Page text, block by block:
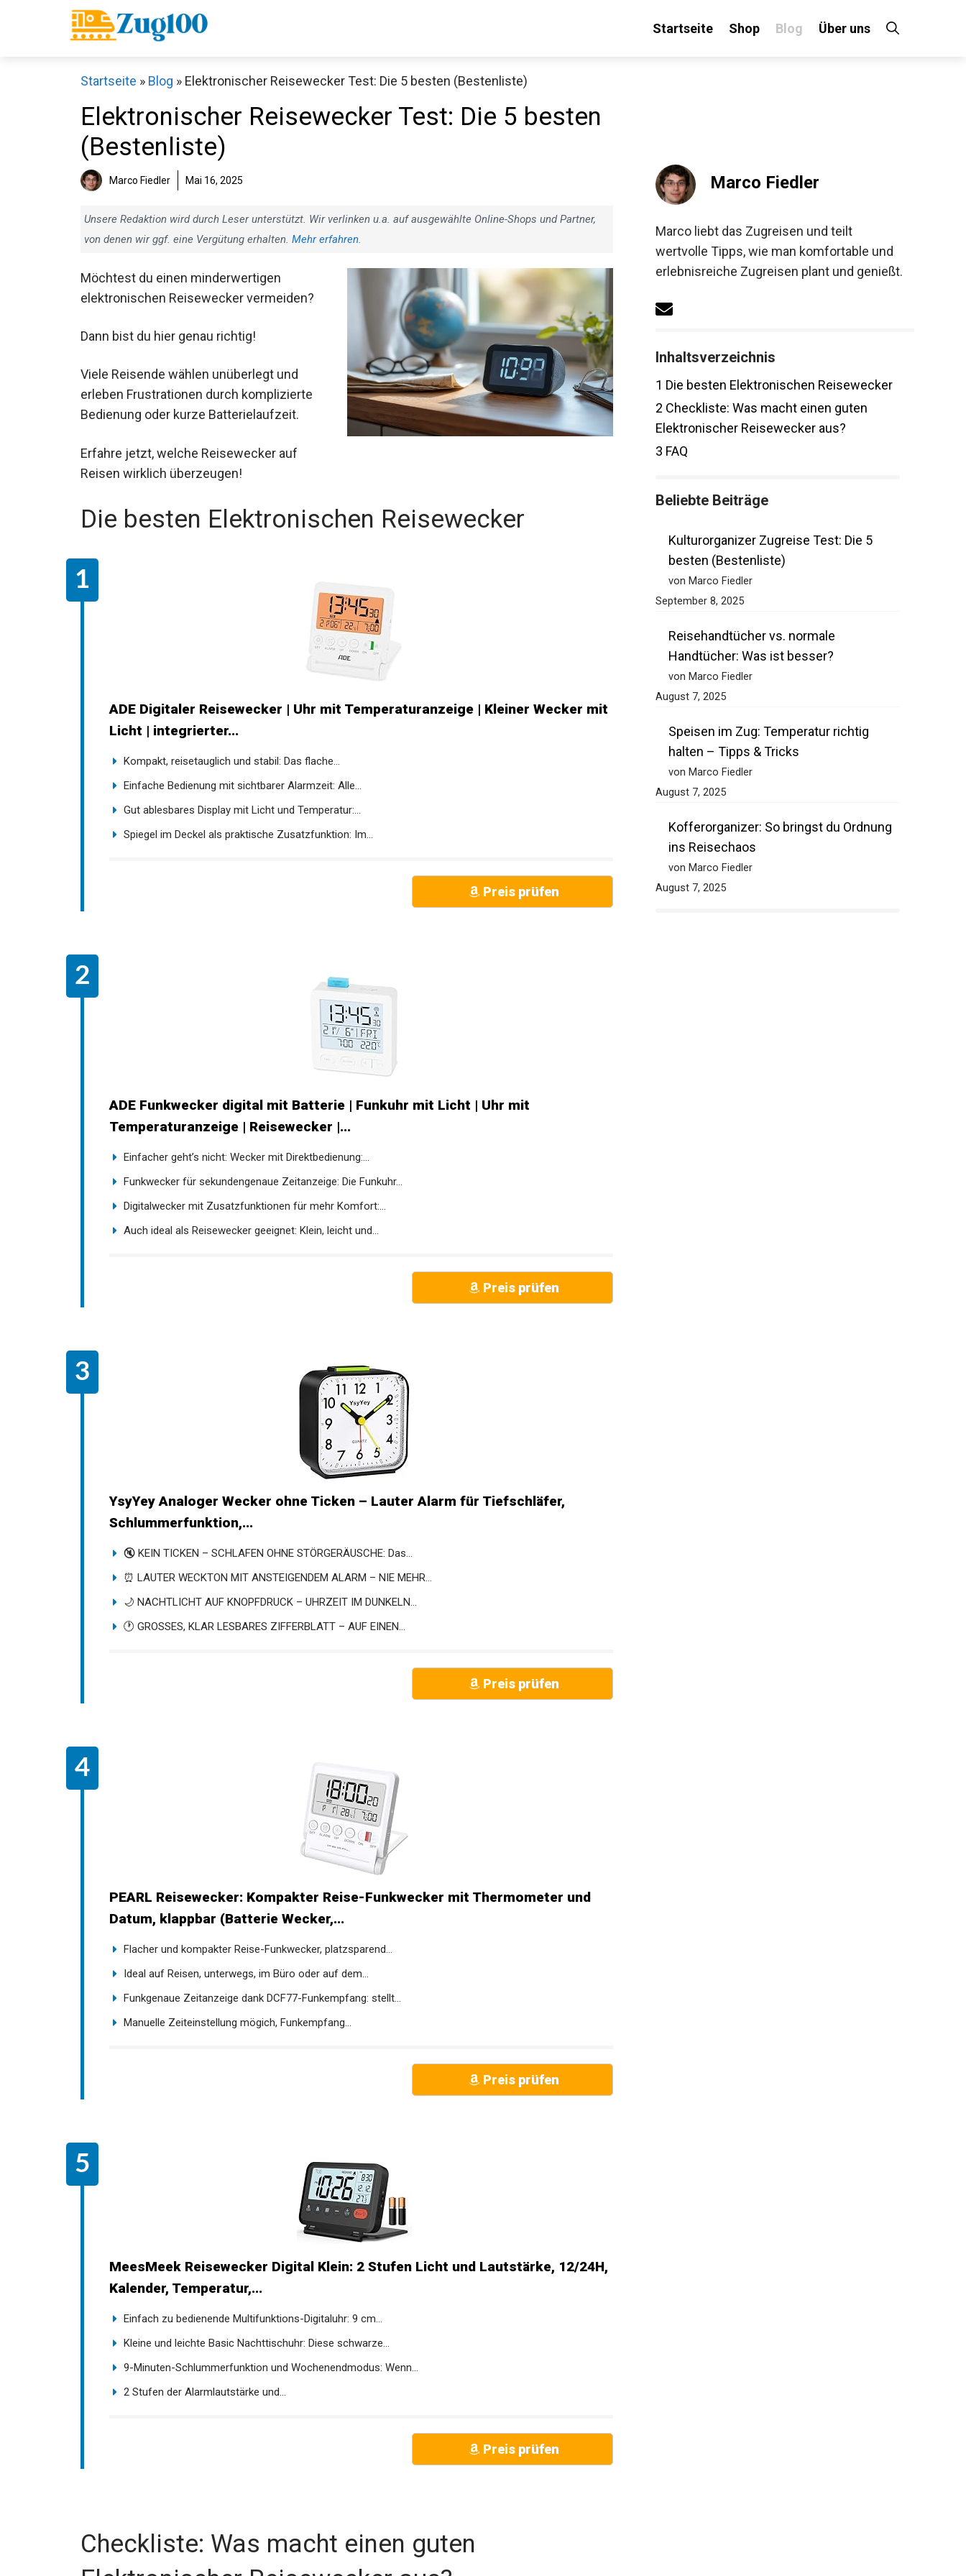
Startseite Shop Blog Über uns
Startseite » Blog » Elektronischer Reisewecker Test: Die 5 besten (Bestenliste)
Elektronischer Reisewecker Test: Die 5 besten
(Bestenliste)
Marco Fiedler Mai 16, 2025
Unsere Redaktion wird durch Leser unterstützt. Wir verlinken u.a. auf ausgewählte Online-Shops und Partner,
von denen wir ggf. eine Vergütung erhalten. Mehr erfahren.
Möchtest du einen minderwertigen
elektronischen Reisewecker vermeiden?
Dann bist du hier genau richtig!
Viele Reisende wählen unüberlegt und
erleben Frustrationen durch komplizierte
Bedienung oder kurze Batterielaufzeit.
Erfahre jetzt, welche Reisewecker auf
Reisen wirklich überzeugen!
Die besten Elektronischen Reisewecker
ADE Digitaler Reisewecker | Uhr mit Temperaturanzeige | Kleiner Wecker mit
Licht | integrierter...
Kompakt, reisetauglich und stabil: Das flache...
Einfache Bedienung mit sichtbarer Alarmzeit: Alle...
Gut ablesbares Display mit Licht und Temperatur:...
Spiegel im Deckel als praktische Zusatzfunktion: Im...
Preis prüfen
ADE Funkwecker digital mit Batterie | Funkuhr mit Licht | Uhr mit
Temperaturanzeige | Reisewecker |...
Einfacher geht’s nicht: Wecker mit Direktbedienung:...
Funkwecker für sekundengenaue Zeitanzeige: Die Funkuhr...
Digitalwecker mit Zusatzfunktionen für mehr Komfort:...
Auch ideal als Reisewecker geeignet: Klein, leicht und...
Preis prüfen
YsyYey Analoger Wecker ohne Ticken – Lauter Alarm für Tiefschläfer,
Schlummerfunktion,...
🔇 KEIN TICKEN – SCHLAFEN OHNE STÖRGERÄUSCHE: Das...
⏰ LAUTER WECKTON MIT ANSTEIGENDEM ALARM – NIE MEHR...
🌙 NACHTLICHT AUF KNOPFDRUCK – UHRZEIT IM DUNKELN...
🕐 GROSSES, KLAR LESBARES ZIFFERBLATT – AUF EINEN...
Preis prüfen
PEARL Reisewecker: Kompakter Reise-Funkwecker mit Thermometer und
Datum, klappbar (Batterie Wecker,...
Flacher und kompakter Reise-Funkwecker, platzsparend...
Ideal auf Reisen, unterwegs, im Büro oder auf dem...
Funkgenaue Zeitanzeige dank DCF77-Funkempfang: stellt...
Manuelle Zeiteinstellung mögich, Funkempfang...
Preis prüfen
MeesMeek Reisewecker Digital Klein: 2 Stufen Licht und Lautstärke, 12/24H,
Kalender, Temperatur,...
Einfach zu bedienende Multifunktions-Digitaluhr: 9 cm...
Kleine und leichte Basic Nachttischuhr: Diese schwarze...
9-Minuten-Schlummerfunktion und Wochenendmodus: Wenn...
2 Stufen der Alarmlautstärke und...
Preis prüfen
Checkliste: Was macht einen guten
Marco Fiedler
Marco liebt das Zugreisen und teilt
wertvolle Tipps, wie man komfortable und
erlebnisreiche Zugreisen plant und genießt.
Inhaltsverzeichnis
1 Die besten Elektronischen Reisewecker
2 Checkliste: Was macht einen guten
Elektronischer Reisewecker aus?
3 FAQ
Beliebte Beiträge
Kulturorganizer Zugreise Test: Die 5
besten (Bestenliste)
von Marco Fiedler
September 8, 2025
Reisehandtücher vs. normale
Handtücher: Was ist besser?
von Marco Fiedler
August 7, 2025
Speisen im Zug: Temperatur richtig
halten – Tipps & Tricks
von Marco Fiedler
August 7, 2025
Kofferorganizer: So bringst du Ordnung
ins Reisechaos
von Marco Fiedler
August 7, 2025